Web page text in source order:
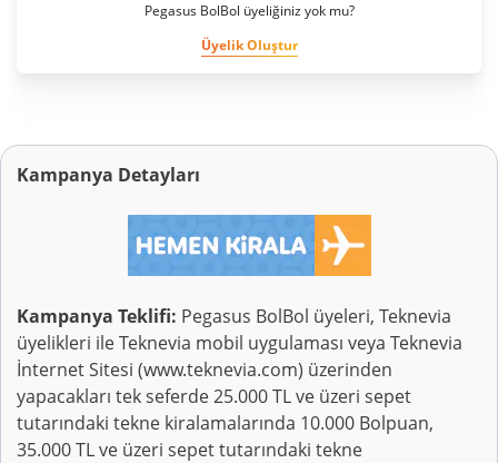
Pegasus BolBol üyeliğiniz yok mu?
Üyelik Oluştur
Kampanya Detayları
Kampanya Teklifi: Pegasus BolBol üyeleri, Teknevia
üyelikleri ile Teknevia mobil uygulaması veya Teknevia
İnternet Sitesi (www.teknevia.com) üzerinden
yapacakları tek seferde 25.000 TL ve üzeri sepet
tutarındaki tekne kiralamalarında 10.000 Bolpuan,
35.000 TL ve üzeri sepet tutarındaki tekne